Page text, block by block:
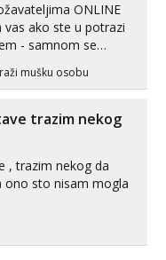
ONLINE
vas ako ste u potrazi
- samnom se
videopoziva, ili
radim i u paru i
uz slike i hot
pripremila ...
mušku osobu
trazim nekog
, trazim nekog da
ono sto nisam mogla